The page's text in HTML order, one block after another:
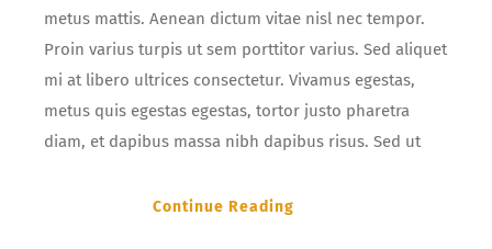
metus mattis. Aenean dictum vitae nisl nec tempor.
Proin varius turpis ut sem porttitor varius. Sed aliquet
mi at libero ultrices consectetur. Vivamus egestas,
metus quis egestas egestas, tortor justo pharetra
diam, et dapibus massa nibh dapibus risus. Sed ut
Continue Reading